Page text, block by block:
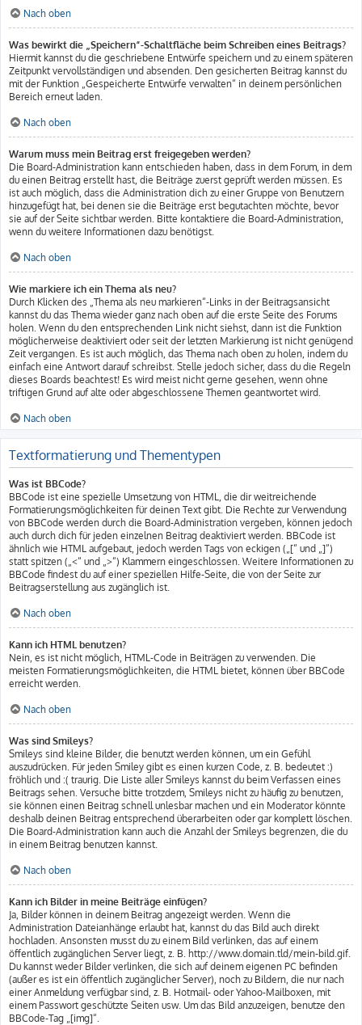
Nach oben
Was bewirkt die „Speichern“-Schaltfläche beim Schreiben eines Beitrags?
Hiermit kannst du die geschriebene Entwürfe speichern und zu einem späteren
Zeitpunkt vervollständigen und absenden. Den gesicherten Beitrag kannst du
mit der Funktion „Gespeicherte Entwürfe verwalten“ in deinem persönlichen
Bereich erneut laden.
Nach oben
Warum muss mein Beitrag erst freigegeben werden?
Die Board-Administration kann entschieden haben, dass in dem Forum, in dem
du einen Beitrag erstellt hast, die Beiträge zuerst geprüft werden müssen. Es
ist auch möglich, dass die Administration dich zu einer Gruppe von Benutzern
hinzugefügt hat, bei denen sie die Beiträge erst begutachten möchte, bevor
sie auf der Seite sichtbar werden. Bitte kontaktiere die Board-Administration,
wenn du weitere Informationen dazu benötigst.
Nach oben
Wie markiere ich ein Thema als neu?
Durch Klicken des „Thema als neu markieren“-Links in der Beitragsansicht
kannst du das Thema wieder ganz nach oben auf die erste Seite des Forums
holen. Wenn du den entsprechenden Link nicht siehst, dann ist die Funktion
möglicherweise deaktiviert oder seit der letzten Markierung ist nicht genügend
Zeit vergangen. Es ist auch möglich, das Thema nach oben zu holen, indem du
einfach eine Antwort darauf schreibst. Stelle jedoch sicher, dass du die Regeln
dieses Boards beachtest! Es wird meist nicht gerne gesehen, wenn ohne
triftigen Grund auf alte oder abgeschlossene Themen geantwortet wird.
Nach oben
Textformatierung und Thementypen
Was ist BBCode?
BBCode ist eine spezielle Umsetzung von HTML, die dir weitreichende
Formatierungsmöglichkeiten für deinen Text gibt. Die Rechte zur Verwendung
von BBCode werden durch die Board-Administration vergeben, können jedoch
auch durch dich für jeden einzelnen Beitrag deaktiviert werden. BBCode ist
ähnlich wie HTML aufgebaut, jedoch werden Tags von eckigen („[“ und „]“)
statt spitzen („<“ und „>“) Klammern eingeschlossen. Weitere Informationen zu
BBCode findest du auf einer speziellen Hilfe-Seite, die von der Seite zur
Beitragserstellung aus zugänglich ist.
Nach oben
Kann ich HTML benutzen?
Nein, es ist nicht möglich, HTML-Code in Beiträgen zu verwenden. Die
meisten Formatierungsmöglichkeiten, die HTML bietet, können über BBCode
erreicht werden.
Nach oben
Was sind Smileys?
Smileys sind kleine Bilder, die benutzt werden können, um ein Gefühl
auszudrücken. Für jeden Smiley gibt es einen kurzen Code, z. B. bedeutet :)
fröhlich und :( traurig. Die Liste aller Smileys kannst du beim Verfassen eines
Beitrags sehen. Versuche bitte trotzdem, Smileys nicht zu häufig zu benutzen,
sie können einen Beitrag schnell unlesbar machen und ein Moderator könnte
deshalb deinen Beitrag entsprechend überarbeiten oder gar komplett löschen.
Die Board-Administration kann auch die Anzahl der Smileys begrenzen, die du
in einem Beitrag benutzen kannst.
Nach oben
Kann ich Bilder in meine Beiträge einfügen?
Ja, Bilder können in deinem Beitrag angezeigt werden. Wenn die
Administration Dateianhänge erlaubt hat, kannst du das Bild auch direkt
hochladen. Ansonsten musst du zu einem Bild verlinken, das auf einem
öffentlich zugänglichen Server liegt, z. B. http://www.domain.tld/mein-bild.gif.
Du kannst weder Bilder verlinken, die sich auf deinem eigenen PC befinden
(außer es ist ein öffentlich zugänglicher Server), noch zu Bildern, die nur nach
einer Anmeldung verfügbar sind, z. B. Hotmail- oder Yahoo-Mailboxen, mit
einem Passwort geschützte Seiten usw. Um das Bild anzuzeigen, benutze den
BBCode-Tag „[img]“.